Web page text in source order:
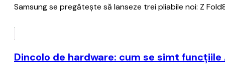
Samsung se pregătește să lanseze trei pliabile noi: Z
Dincolo de hardware: cum se simt